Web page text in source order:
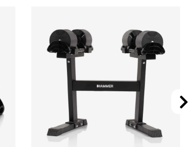
med yta, säkerhet eller resultat.